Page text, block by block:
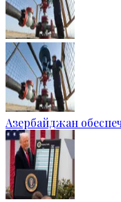
Азербайджан